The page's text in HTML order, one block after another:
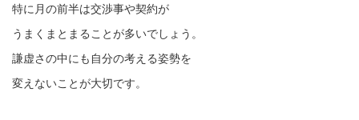
特に月の前半は交渉事や契約が
うまくまとまることが多いでしょう。
謙虚さの中にも自分の考える姿勢を
変えないことが大切です。